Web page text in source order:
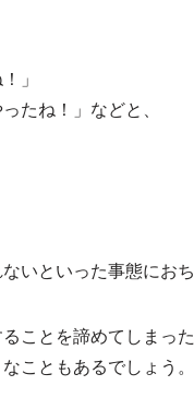
」
たね！」などと、
いといった事態におち
ことを諦めてしまった
こともあるでしょう。